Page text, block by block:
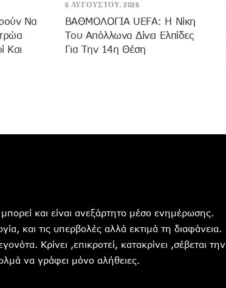
Να
Και
6 ΑΥΓΟΎΣΤΟΥ, 2026
ΒΑΘΜΟΛΟΓΙΑ UEFA: Η Νίκη
Του Απόλλωνα Δίνει Ελπίδες
Για Την 14η Θέση
και είναι ανεξάρτητο μέσο ενημέρωσης.
και τις υπερβολές αλλά εκτιμά τη διαφάνεια.
Κρίνει ,επικροτεί, κατακρίνει ,σέβεται την
να γράφει μόνο αλήθειες.